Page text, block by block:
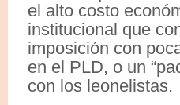
el alto costo
institucional que
imposición con
en el PLD, o un
con los leonelistas.